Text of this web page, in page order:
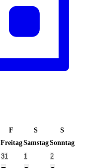
F
Freitag
S
Samstag
S
Sonntag
0
31
01
0
2